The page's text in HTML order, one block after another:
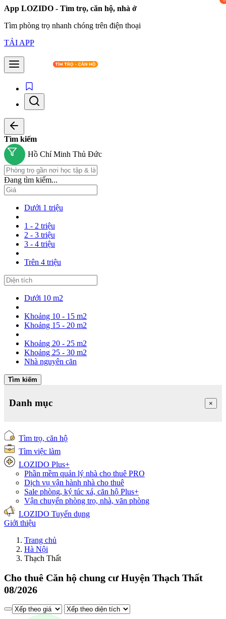
App LOZIDO - Tìm trọ, căn hộ, nhà ở
Tìm phòng trọ nhanh chóng trên điện thoại
TẢI APP
Tìm kiếm
Hồ Chí Minh Thủ Đức
Đang tìm kiếm...
Dưới 1 triệu
1 - 2 triệu
2 - 3 triệu
3 - 4 triệu
Trên 4 triệu
Dưới 10 m2
Khoảng 10 - 15 m2
Khoảng 15 - 20 m2
Khoảng 20 - 25 m2
Khoảng 25 - 30 m2
Nhà nguyên căn
Tìm kiếm
Danh mục ×
Tìm trọ, căn hộ
Tìm việc làm
LOZIDO Plus+
Phần mềm quản lý nhà cho thuê PRO
Dịch vụ vận hành nhà cho thuê
Sale phòng, ký túc xá, căn hộ Plus+
Vận chuyển phòng trọ, nhà, văn phòng
LOZIDO Tuyển dụng
Giới thiệu
Trang chủ
Hà Nội
Thạch Thất
Cho thuê Căn hộ chung cư Huyện Thạch Thất
08/2026